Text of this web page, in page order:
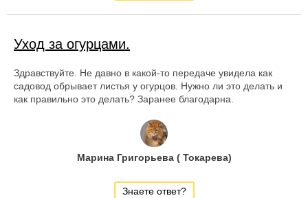
Уход за огурцами.
Здравствуйте. Не давно в какой-то передаче увидела как
садовод обрывает листья у огурцов. Нужно ли это делать и
как правильно это делать? Заранее благодарна.
Марина Григорьева ( Токарева)
Знаете ответ?